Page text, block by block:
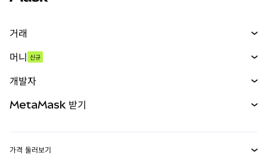
거래
무기한 선물
실물자산
머니 신규
개발자
MetaMask 받기
가격 둘러보기